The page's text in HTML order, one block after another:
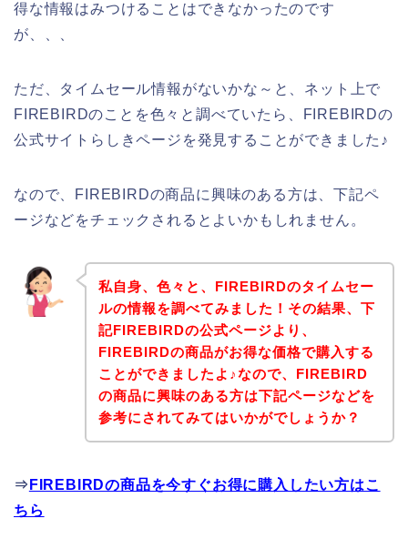
得な情報はみつけることはできなかったのです
が、、、
ただ、タイムセール情報がないかな～と、ネット上で
FIREBIRDのことを色々と調べていたら、FIREBIRDの
公式サイトらしきページを発見することができました♪
なので、FIREBIRDの商品に興味のある方は、下記ペ
ージなどをチェックされるとよいかもしれません。
私自身、色々と、FIREBIRDのタイムセー
ルの情報を調べてみました！その結果、下
記FIREBIRDの公式ページより、
FIREBIRDの商品がお得な価格で購入する
ことができましたよ♪なので、FIREBIRD
の商品に興味のある方は下記ページなどを
参考にされてみてはいかがでしょうか？
⇒ FIREBIRDの商品を今すぐお得に購入したい方はこ
ちら